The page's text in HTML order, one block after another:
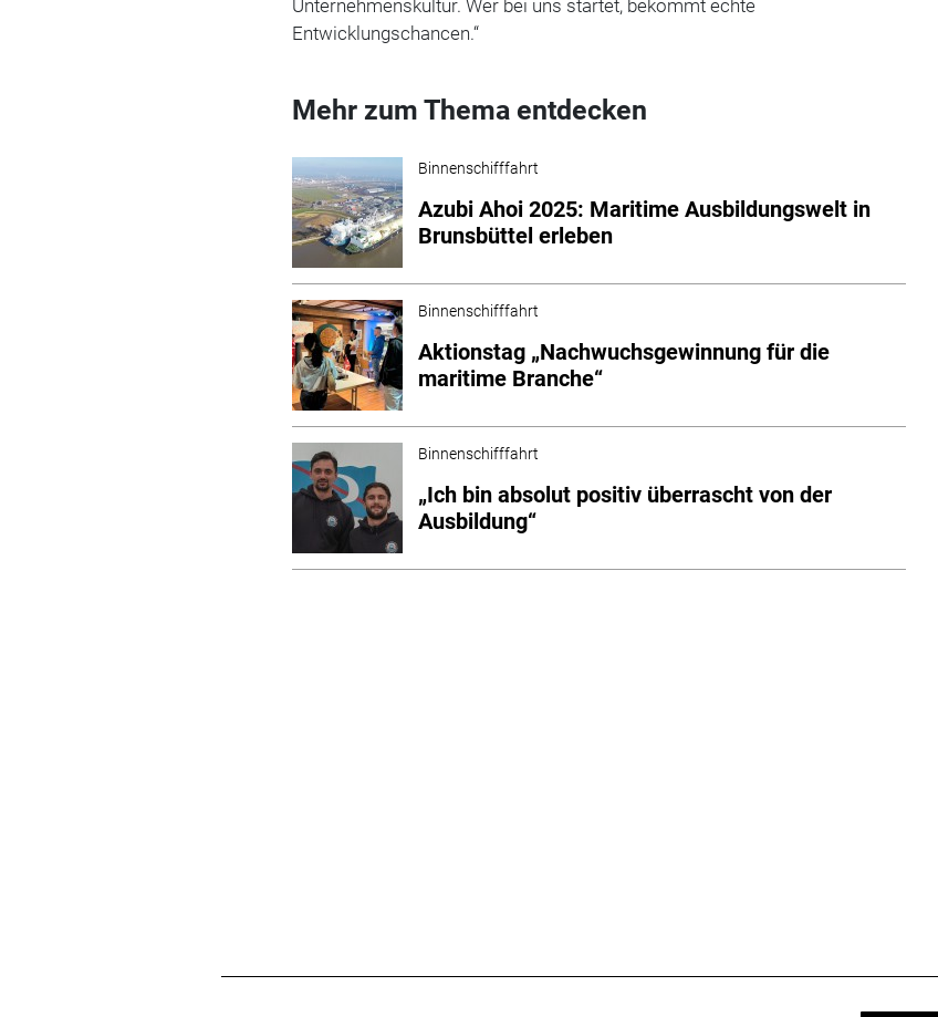
Unternehmenskultur. Wer bei uns startet, bekommt echte
Entwicklungschancen.“
Mehr zum Thema entdecken
Binnenschifffahrt
Azubi Ahoi 2025: Maritime Ausbildungswelt in
Brunsbüttel erleben
Binnenschifffahrt
Aktionstag „Nachwuchsgewinnung für die
maritime Branche“
Binnenschifffahrt
„Ich bin absolut positiv überrascht von der
Ausbildung“